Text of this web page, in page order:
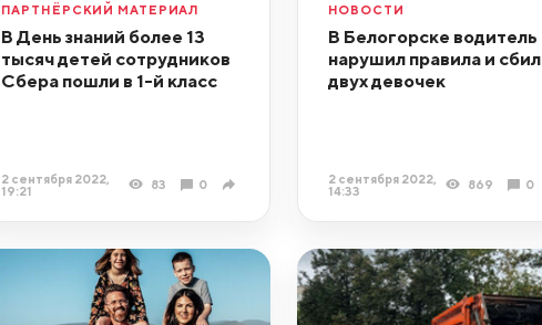
ПАРТНЁРСКИЙ МАТЕРИАЛ
В День знаний более 13
тысяч детей сотрудников
Сбера пошли в 1-й класс
2 сентября 2022,
19:21
83 0
НОВОСТИ
В Белогорске водитель
нарушил правила и сбил
двух девочек
2 сентября 2022,
14:33
869 0